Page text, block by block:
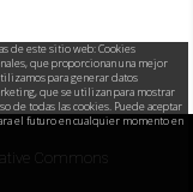
de este sitio web: Cookies
que proporcionan una mejor
para generar datos
que se utilizan para mostrar
de todas las cookies. Puede aceptar
el futuro en cualquier momento en
Commons